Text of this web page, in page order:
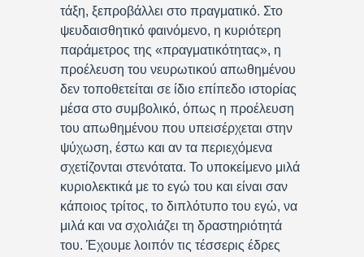
τάξη, ξεπροβάλλει στο πραγματικό. Στο
ψευδαισθητικό φαινόμενο, η κυριότερη
παράμετρος της «πραγματικότητας», η
προέλευση του νευρωτικού απωθημένου
δεν τοποθετείται σε ίδιο επίπεδο ιστορίας
μέσα στο συμβολικό, όπως η προέλευση
του απωθημένου που υπεισέρχεται στην
ψύχωση, έστω και αν τα περιεχόμενα
σχετίζονται στενότατα. Το υποκείμενο μιλά
κυριολεκτικά με το εγώ του και είναι σαν
κάποιος τρίτος, το διπλότυπο του εγώ, να
μιλά και να σχολιάζει τη δραστηριότητά
του. Έχουμε λοιπόν τις τέσσερις έδρες